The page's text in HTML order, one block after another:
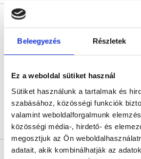
Beleegyezés Részletek
Ez a weboldal sütiket használ
Sütiket használunk a tartalmak és
szabásához, közösségi funkciók
valamint weboldalforgalmunk
közösségi média-, hirdető- és
megosztjuk az Ön
adatait, akik kombinálhatják az
Nőgyógyász
41 értékelés
Forlife Uránia Medical Center
Árlista Összes időpont
Dr. Gődény Sándor